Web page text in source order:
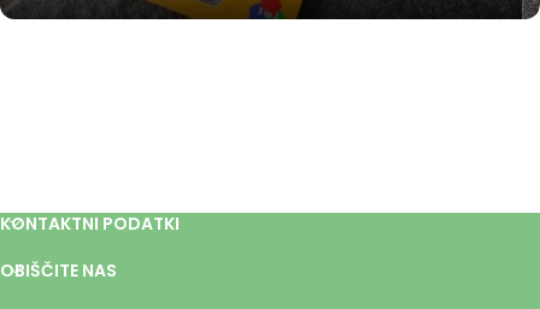
KONTAKTNI PODATKI
OBIŠČITE NAS